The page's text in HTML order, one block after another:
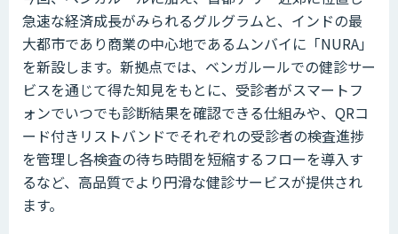
急速な経済成長がみられるグルグラムと、インドの最
大都市であり商業の中心地であるムンバイに「NURA」
を新設します。新拠点では、ベンガルールでの健診サー
ビスを通じて得た知見をもとに、受診者がスマートフ
ォンでいつでも診断結果を確認できる仕組みや、QRコ
ード付きリストバンドでそれぞれの受診者の検査進捗
を管理し各検査の待ち時間を短縮するフローを導入す
るなど、高品質でより円滑な健診サービスが提供され
ます。